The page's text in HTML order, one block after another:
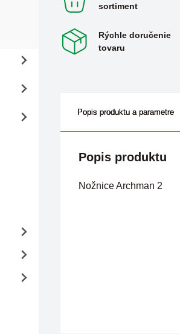
sortiment
Rýchle doručenie
tovaru
Popis produktu a parametre
Popis produktu
Nožnice Archman 2